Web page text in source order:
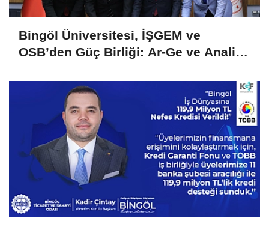
Bingöl Üniversitesi, İŞGEM ve
OSB’den Güç Birliği: Ar-Ge ve Analiz